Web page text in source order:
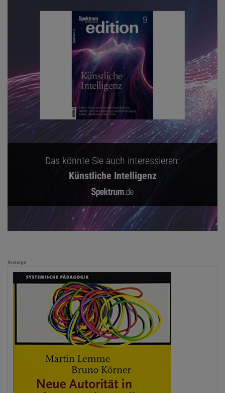
Das könnte Sie auch interessieren:
Künstliche Intelligenz
Anzeige